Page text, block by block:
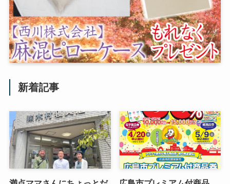
新着記事